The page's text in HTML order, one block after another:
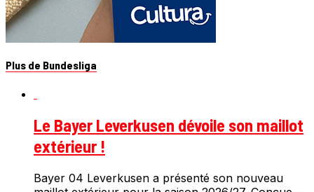
Plus de Bundesliga
Le Bayer Leverkusen dévoile son maillot
extérieur !
Bayer 04 Leverkusen a présenté son nouveau